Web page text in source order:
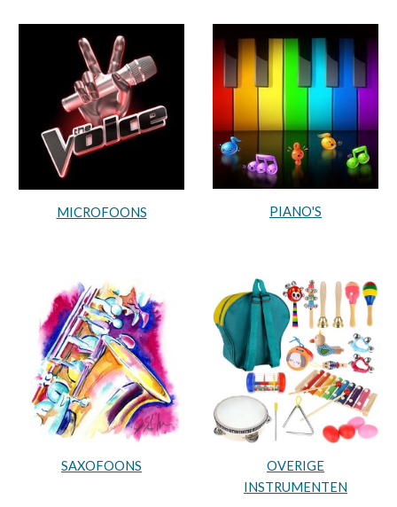
MICROFOONS PIANO'S
SAXOFOONS
OVERIGE
INSTRUMENTEN